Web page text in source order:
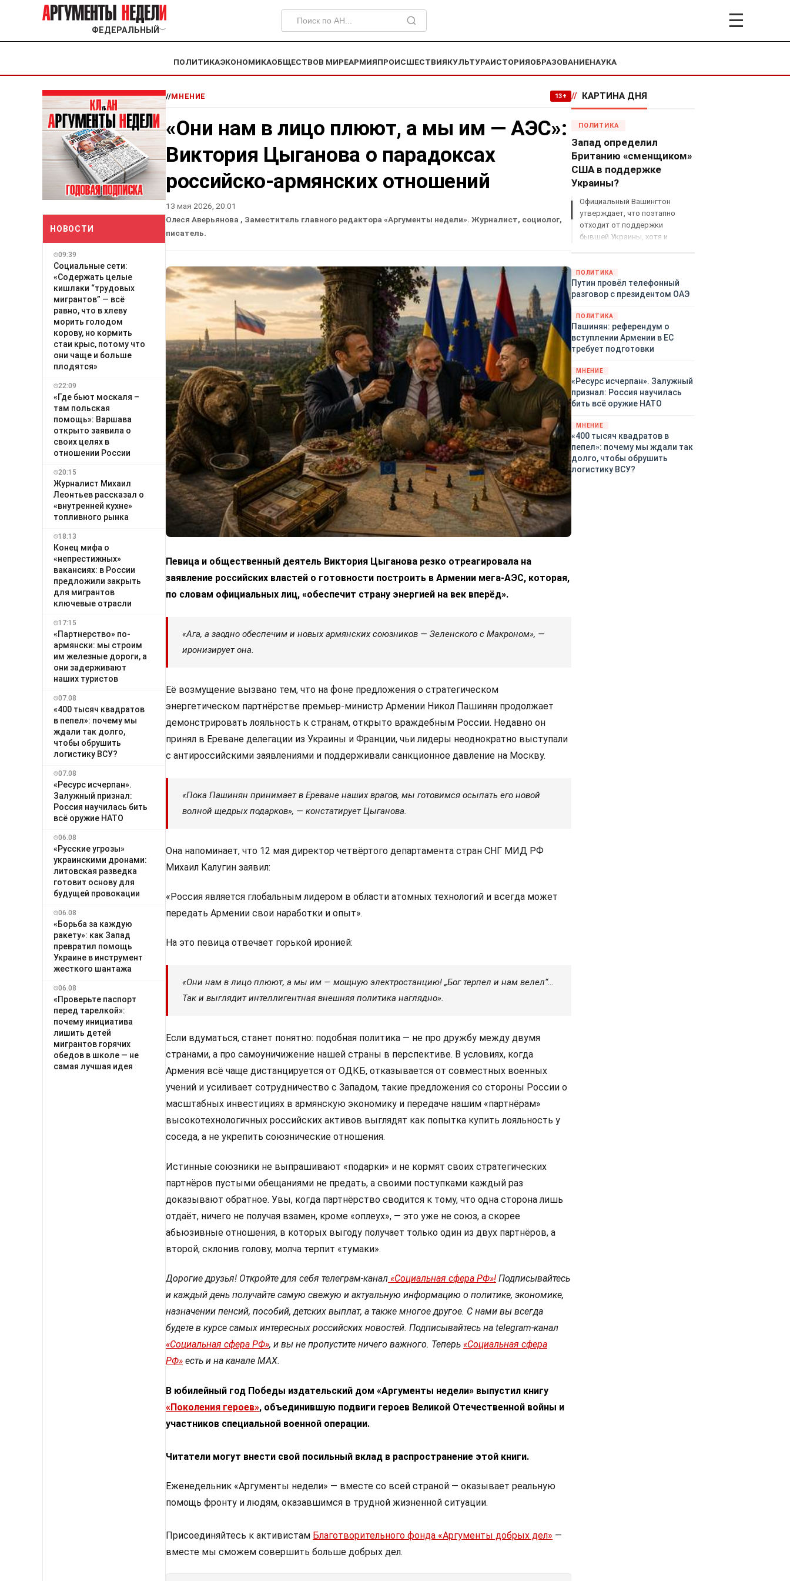
ФЕДЕРАЛЬНЫЙ ﹀ ☰
ПОЛИТИКАЭКОНОМИКАОБЩЕСТВОВ МИРЕАРМИЯПРОИСШЕСТВИЯКУЛЬТУРАИСТОРИЯОБРАЗОВАНИЕНАУКА
НОВОСТИ
09:39
Социальные сети:
«Содержать целые
кишлаки “трудовых
мигрантов” — всё
равно, что в хлеву
морить голодом
корову, но кормить
стаи крыс, потому что
они чаще и больше
плодятся»
22:09
«Где бьют москаля –
там польская
помощь»: Варшава
открыто заявила о
своих целях в
отношении России
20:15
Журналист Михаил
Леонтьев рассказал о
«внутренней кухне»
топливного рынка
18:13
Конец мифа о
«непрестижных»
вакансиях: в России
предложили закрыть
для мигрантов
ключевые отрасли
17:15
«Партнерство» по-
армянски: мы строим
им железные дороги, а
они задерживают
наших туристов
07.08
«400 тысяч квадратов
в пепел»: почему мы
ждали так долго,
чтобы обрушить
логистику ВСУ?
07.08
«Ресурс исчерпан».
Залужный признал:
Россия научилась бить
всё оружие НАТО
06.08
«Русские угрозы»
украинскими дронами:
литовская разведка
готовит основу для
будущей провокации
06.08
«Борьба за каждую
ракету»: как Запад
превратил помощь
Украине в инструмент
жесткого шантажа
06.08
«Проверьте паспорт
перед тарелкой»:
почему инициатива
лишить детей
мигрантов горячих
обедов в школе — не
самая лучшая идея
//МНЕНИЕ 13+
«Они нам в лицо плюют, а мы им — АЭС»:
Виктория Цыганова о парадоксах
российско-армянских отношений
13 мая 2026, 20:01
Олеся Аверьянова , Заместитель главного редактора «Аргументы недели». Журналист, социолог,
писатель.
Певица и общественный деятель Виктория Цыганова резко отреагировала на
заявление российских властей о готовности построить в Армении мега-АЭС, которая,
по словам официальных лиц, «обеспечит страну энергией на век вперёд».
«Ага, а заодно обеспечим и новых армянских союзников — Зеленского с Макроном», —
иронизирует она.
Её возмущение вызвано тем, что на фоне предложения о стратегическом
энергетическом партнёрстве премьер-министр Армении Никол Пашинян продолжает
демонстрировать лояльность к странам, открыто враждебным России. Недавно он
принял в Ереване делегации из Украины и Франции, чьи лидеры неоднократно выступали
с антироссийскими заявлениями и поддерживали санкционное давление на Москву.
«Пока Пашинян принимает в Ереване наших врагов, мы готовимся осыпать его новой
волной щедрых подарков», — констатирует Цыганова.
Она напоминает, что 12 мая директор четвёртого департамента стран СНГ МИД РФ
Михаил Калугин заявил:
«Россия является глобальным лидером в области атомных технологий и всегда может
передать Армении свои наработки и опыт».
На это певица отвечает горькой иронией:
«Они нам в лицо плюют, а мы им — мощную электростанцию! „Бог терпел и нам велел“…
Так и выглядит интеллигентная внешняя политика наглядно».
Если вдуматься, станет понятно: подобная политика — не про дружбу между двумя
странами, а про самоуничижение нашей страны в перспективе. В условиях, когда
Армения всё чаще дистанцируется от ОДКБ, отказывается от совместных военных
учений и усиливает сотрудничество с Западом, такие предложения со стороны России о
масштабных инвестициях в армянскую экономику и передаче нашим «партнёрам»
высокотехнологичных российских активов выглядят как попытка купить лояльность у
соседа, а не укрепить союзнические отношения.
Истинные союзники не выпрашивают «подарки» и не кормят своих стратегических
партнёров пустыми обещаниями не предать, а своими поступками каждый раз
доказывают обратное. Увы, когда партнёрство сводится к тому, что одна сторона лишь
отдаёт, ничего не получая взамен, кроме «оплеух», — это уже не союз, а скорее
абьюзивные отношения, в которых выгоду получает только один из двух партнёров, а
второй, склонив голову, молча терпит «тумаки».
Дорогие друзья! Откройте для себя телеграм-канал «Социальная сфера РФ»! Подписывайтесь
и каждый день получайте самую свежую и актуальную информацию о политике, экономике,
назначении пенсий, пособий, детских выплат, а также многое другое. С нами вы всегда
будете в курсе самых интересных российских новостей. Подписывайтесь на telegram-канал
«Социальная сфера РФ», и вы не пропустите ничего важного. Теперь «Социальная сфера
РФ» есть и на канале МАХ.
В юбилейный год Победы издательский дом «Аргументы недели» выпустил книгу
«Поколения героев», объединившую подвиги героев Великой Отечественной войны и
участников специальной военной операции.
Читатели могут внести свой посильный вклад в распространение этой книги.
Еженедельник «Аргументы недели» — вместе со всей страной — оказывает реальную
помощь фронту и людям, оказавшимся в трудной жизненной ситуации.
Присоединяйтесь к активистам Благотворительного фонда «Аргументы добрых дел» —
вместе мы сможем совершить больше добрых дел.
// КАРТИНА ДНЯ
ПОЛИТИКА
Запад определил
Британию «сменщиком»
США в поддержке
Украины?
Официальный Вашингтон
утверждает, что поэтапно
отходит от поддержки
бывшей Украины, хотя и
закупленное ранее оружие.
Также американская
администрация скидывает на
киевского режима оружием,
которое стремится продавать
всем новым снабженцам.
Однако часто возникают
предположения о возможном
«сменщике» американцев на
этом позорном посту.
Рассмотрим, кто же рвётся на
ПОЛИТИКА
Путин провёл телефонный
разговор с президентом ОАЭ
ПОЛИТИКА
Пашинян: референдум о
вступлении Армении в ЕС
требует подготовки
МНЕНИЕ
«Ресурс исчерпан». Залужный
признал: Россия научилась
бить всё оружие НАТО
МНЕНИЕ
«400 тысяч квадратов в
пепел»: почему мы ждали так
долго, чтобы обрушить
логистику ВСУ?